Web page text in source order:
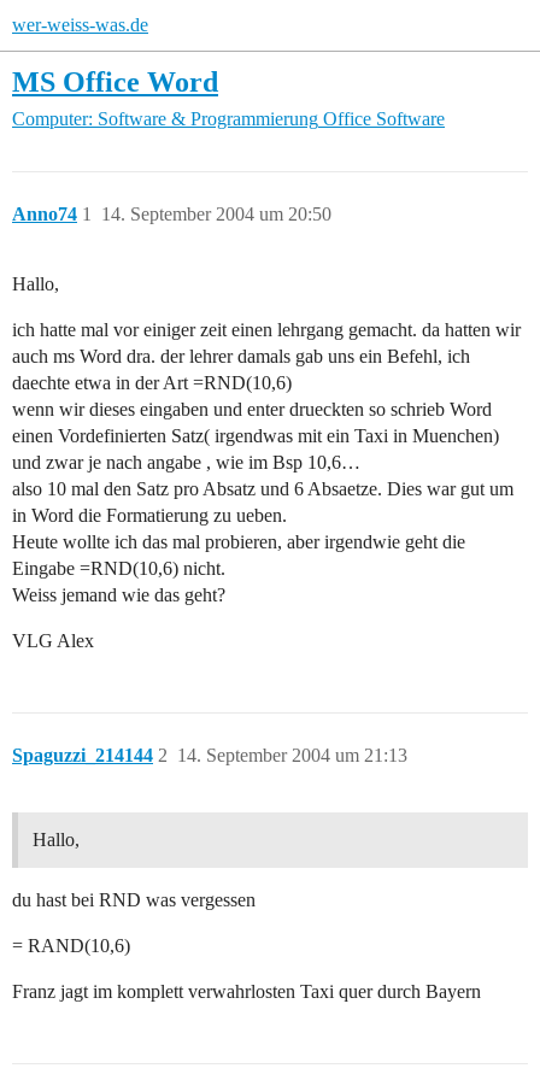
wer-weiss-was.de
MS Office Word
Computer: Software & Programmierung Office Software
Anno74 14. September 2004 um 20:50
1
Hallo,
ich hatte mal vor einiger zeit einen lehrgang gemacht. da hatten wir
auch ms Word dra. der lehrer damals gab uns ein Befehl, ich
daechte etwa in der Art =RND(10,6)
wenn wir dieses eingaben und enter drueckten so schrieb Word
einen Vordefinierten Satz( irgendwas mit ein Taxi in Muenchen)
und zwar je nach angabe , wie im Bsp 10,6…
also 10 mal den Satz pro Absatz und 6 Absaetze. Dies war gut um
in Word die Formatierung zu ueben.
Heute wollte ich das mal probieren, aber irgendwie geht die
Eingabe =RND(10,6) nicht.
Weiss jemand wie das geht?
VLG Alex
Spaguzzi_214144 14. September 2004 um 21:13
2
Hallo,
du hast bei RND was vergessen
= RAND(10,6)
Franz jagt im komplett verwahrlosten Taxi quer durch Bayern